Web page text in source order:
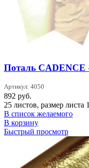
Поталь CADENCE
Артикул: 4050
892 руб.
25 листов, размер листа
В список желаемого
В корзину
Быстрый просмотр